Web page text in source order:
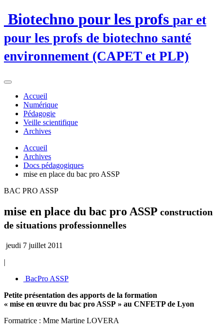
Biotechno pour les profs par et
pour les profs de biotechno santé
environnement (CAPET et PLP)
Accueil
Numérique
Pédagogie
Veille scientifique
Archives
Accueil
Archives
Docs pédagogiques
mise en place du bac pro ASSP
BAC PRO ASSP
mise en place du bac pro ASSP construction
de situations professionnelles
jeudi 7 juillet 2011
|
BacPro ASSP
Petite présentation des apports de la formation
« mise en œuvre du bac pro ASSP » au CNFETP de Lyon
Formatrice : Mme Martine LOVERA